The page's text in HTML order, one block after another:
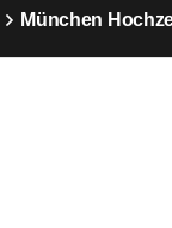
München